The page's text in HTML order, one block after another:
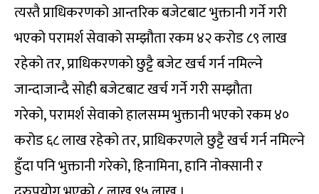
त्यस्तै प्राधिकरणको आन्तरिक बजेटबाट भुक्तानी गर्ने गरी
भएको परामर्श सेवाको सम्झौता रकम ४२ करोड ८९ लाख
रहेको तर, प्राधिकरणको छुट्टै बजेट खर्च गर्न नमिल्ने
जान्दाजान्दै सोही बजेटबाट खर्च गर्ने गरी सम्झौता
गरेको, परामर्श सेवाको हालसम्म भुक्तानी भएको रकम ४०
करोड ६८ लाख रहेको तर, प्राधिकरणले छुट्टै खर्च गर्न नमिल्ने
हुँदा पनि भुक्तानी गरेको, हिनामिना, हानि नोक्सानी र